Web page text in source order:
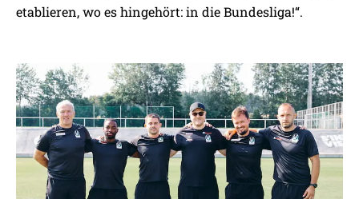
etablieren, wo es hingehört: in die Bundesliga!“.